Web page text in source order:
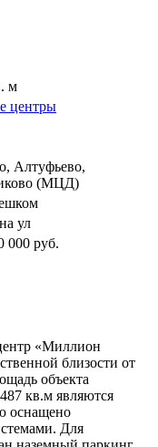
м
центры
Алтуфьево,
(МЦД)
ул
000 руб.
«Миллион
близости от
объекта
кв.м являются
оснащено
Для